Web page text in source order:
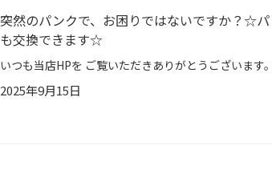
突然のパンクで、お困りではないですか？☆
も交換できます☆
2025年9月15日